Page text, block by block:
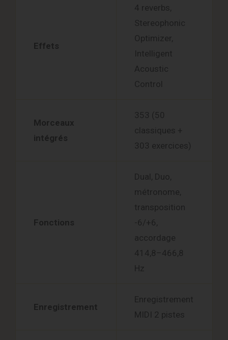
Effets
4 reverbs,
Stereophonic
Optimizer,
Intelligent
Acoustic
Control
Morceaux
intégrés
353 (50
classiques +
303 exercices)
Fonctions
Dual, Duo,
métronome,
transposition
-6/+6,
accordage
414,8–466,8
Hz
Enregistrement
Enregistrement
MIDI 2 pistes